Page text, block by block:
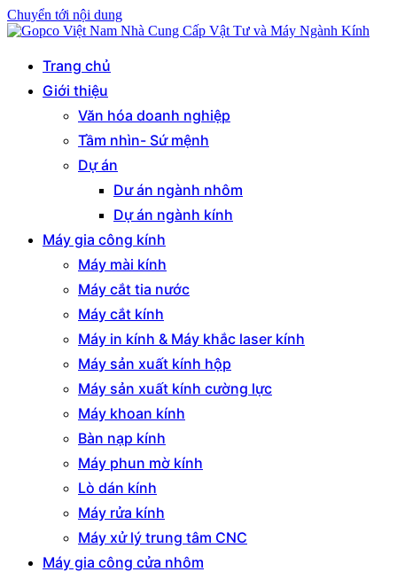
Chuyển tới nội dung
Gopco Việt Nam Nhà Cung Cấp Vật Tư và Máy Ngành Kính
Trao thành ý – nhận niềm tin
Trang chủ
Giới thiệu
Văn hóa doanh nghiệp
Tầm nhìn- Sứ mệnh
Dự án
Dư án ngành nhôm
Dự án ngành kính
Máy gia công kính
Máy mài kính
Máy cắt tia nước
Máy cắt kính
Máy in kính & Máy khắc laser kính
Máy sản xuất kính hộp
Máy sản xuất kính cường lực
Máy khoan kính
Bàn nạp kính
Máy phun mờ kính
Lò dán kính
Máy rửa kính
Máy xử lý trung tâm CNC
Máy gia công cửa nhôm